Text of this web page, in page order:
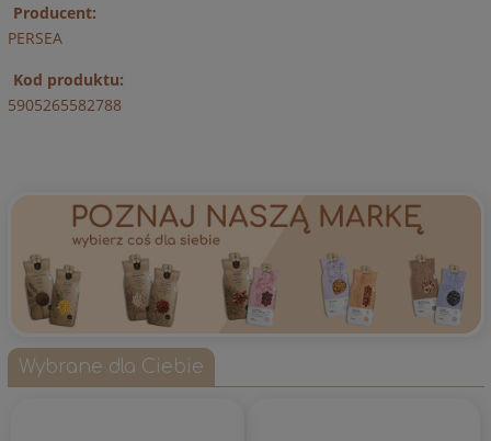
Producent:
PERSEA
Kod produktu:
5905265582788
Wybrane dla Ciebie